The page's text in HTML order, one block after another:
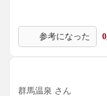
やはり施設の方も水風
しょうね、英断とも
内書きがあればもっ
参考になった
群馬温泉 さん